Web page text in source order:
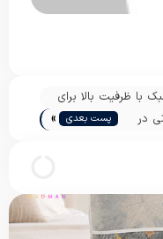
با ظرفیت بالا برای
در
پست بعدی »